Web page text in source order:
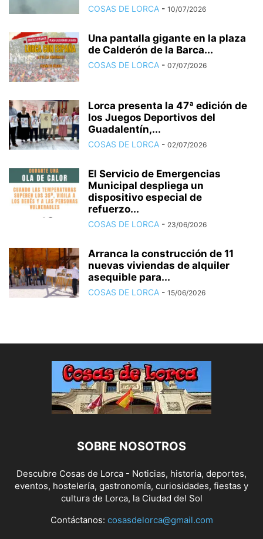
COSAS DE LORCA - 10/07/2026
Una pantalla gigante en la plaza
de Calderón de la Barca...
COSAS DE LORCA - 07/07/2026
Lorca presenta la 47ª edición de
los Juegos Deportivos del
Guadalentín,...
COSAS DE LORCA - 02/07/2026
El Servicio de Emergencias
Municipal despliega un
dispositivo especial de
refuerzo...
COSAS DE LORCA - 23/06/2026
Arranca la construcción de 11
nuevas viviendas de alquiler
asequible para...
COSAS DE LORCA - 15/06/2026
SOBRE NOSOTROS
Descubre Cosas de Lorca - Noticias, historia, deportes,
eventos, hostelería, gastronomía, curiosidades, fiestas y
cultura de Lorca, la Ciudad del Sol
Contáctanos: cosasdelorca@gmail.com